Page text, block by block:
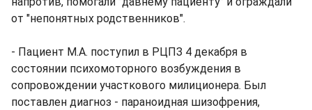
от "непонятных родственников".
- Пациент М.А. поступил в РЦПЗ 4 декабря в
состоянии психомоторного возбуждения в
сопровождении участкового милиционера. Был
поставлен диагноз - параноидная шизофрения,